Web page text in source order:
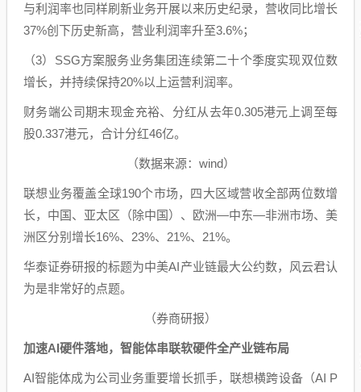
与利润率也同样刷新业务开展以来历史纪录，营收同比增长
37%创下历史新高，营业利润率升至3.6%；
（3）SSG方案服务业务集团连续第二十个季度实现双位数
增长，并持续保持20%以上运营利润率。
财务端公司期末现金充裕、分红从去年0.305港元上调至每
股0.337港元，合计分红46亿。
（数据来源：wind）
联想业务覆盖全球190个市场，四大区域营收全部两位数增
长，中国、亚太区（除中国）、欧洲—中东—非洲市场、美
洲区分别增长16%、23%、21%、21%。
华泰证券研报的标题为中美AI产业链最大公约数，风云君认
为是非常好的点题。
（券商研报）
加速AI硬件落地，智能体串联软硬件全产业链布局
AI智能体成为公司业务重要增长抓手，联想横跨设备（AI P